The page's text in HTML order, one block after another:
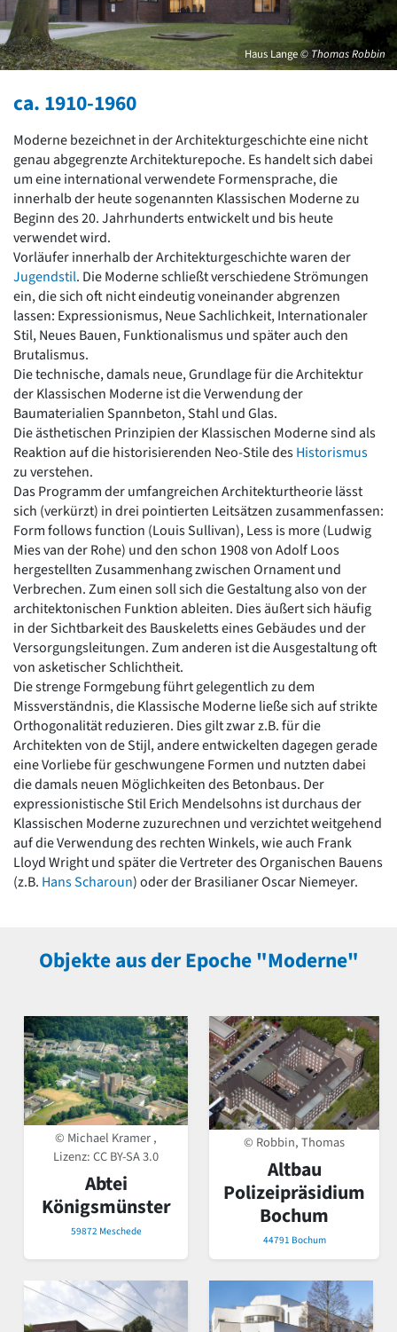
David Chipperfield
Harald Deilmann
Gottfried Böhm
Schneider von Esleben
Auszeichnung vorbildlicher Bauten NRW 2020
Epochen
Gesamtübersicht...
Gegenwart
Postmoderne
1950er-70er Jahre
Moderne
Reformarchitektur
Jugendstil
Historismus
Klassizismus
Barock
Renaissance
Gotik
Romanik
Vorromanik
Römische Antike
Über uns
Über baukunst-nrw
Fachbeirat
Freunde & Förderer
Kontakt
Impressum
Datenschutz
Suchbegriff eingeben
Haus Lange© Thomas Robbin
ca. 1910-1960
Moderne bezeichnet in der Architekturgeschichte eine nicht
genau abgegrenzte Architekturepoche. Es handelt sich dabei
um eine international verwendete Formensprache, die
innerhalb der heute sogenannten Klassischen Moderne zu
Beginn des 20. Jahrhunderts entwickelt und bis heute
verwendet wird.
Vorläufer innerhalb der Architekturgeschichte waren der
Jugendstil. Die Moderne schließt verschiedene Strömungen
ein, die sich oft nicht eindeutig voneinander abgrenzen
lassen: Expressionismus, Neue Sachlichkeit, Internationaler
Stil, Neues Bauen, Funktionalismus und später auch den
Brutalismus.
Die technische, damals neue, Grundlage für die Architektur
der Klassischen Moderne ist die Verwendung der
Baumaterialien Spannbeton, Stahl und Glas.
Die ästhetischen Prinzipien der Klassischen Moderne sind als
Reaktion auf die historisierenden Neo-Stile desHistorismus
zu verstehen.
Das Programm der umfangreichen Architekturtheorie lässt
sich (verkürzt) in drei pointierten Leitsätzen zusammenfassen:
Form follows function (Louis Sullivan), Less is more (Ludwig
Mies van der Rohe) und den schon 1908 von Adolf Loos
hergestellten Zusammenhang zwischen Ornament und
Verbrechen. Zum einen soll sich die Gestaltung also von der
architektonischen Funktion ableiten. Dies äußert sich häufig
in der Sichtbarkeit des Bauskeletts eines Gebäudes und der
Versorgungsleitungen. Zum anderen ist die Ausgestaltung oft
von asketischer Schlichtheit.
Die strenge Formgebung führt gelegentlich zu dem
Missverständnis, die Klassische Moderne ließe sich auf strikte
Orthogonalität reduzieren. Dies gilt zwar z.B. für die
Architekten von de Stijl, andere entwickelten dagegen gerade
eine Vorliebe für geschwungene Formen und nutzten dabei
die damals neuen Möglichkeiten des Betonbaus. Der
expressionistische Stil Erich Mendelsohns ist durchaus der
Klassischen Moderne zuzurechnen und verzichtet weitgehend
auf die Verwendung des rechten Winkels, wie auch Frank
Lloyd Wright und später die Vertreter des Organischen Bauens
(z.B. Hans Scharoun) oder der Brasilianer Oscar Niemeyer.
Objekte aus der Epoche "Moderne"
© Michael Kramer ,
Lizenz:CC BY-SA 3.0
Abtei
Königsmünster
59872 Meschede
© Robbin, Thomas
Altbau
Polizeipräsidium
Bochum
44791 Bochum